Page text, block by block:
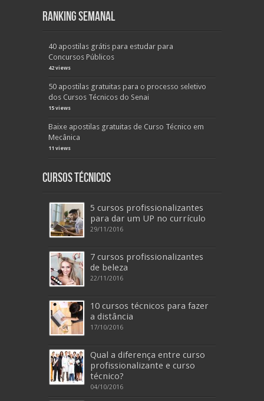
Ranking Semanal
40 apostilas grátis para estudar para
Concursos Públicos
42 views
50 apostilas gratuitas para o processo seletivo
dos Cursos Técnicos do Senai
15 views
Baixe apostilas gratuitas de Curso Técnico em
Mecânica
11 views
Cursos Técnicos
5 cursos profissionalizantes
para dar um UP no currículo
29/11/2016
7 cursos profissionalizantes
de beleza
22/11/2016
10 cursos técnicos para fazer
a distância
17/10/2016
Qual a diferença entre curso
profissionalizante e curso
técnico?
04/10/2016